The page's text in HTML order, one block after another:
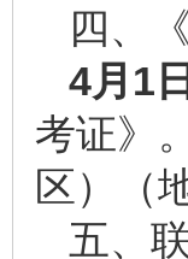
四、
4月 1
考证》
区）（
五、